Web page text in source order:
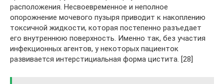
расположения. Несвоевременное и неполное
опорожнение мочевого пузыря приводит к накоплению
токсичной жидкости, которая постепенно разъедает
его внутреннюю поверхность. Именно так, без участия
инфекционных агентов, у некоторых пациенток
развивается интерстициальная форма цистита. [28]